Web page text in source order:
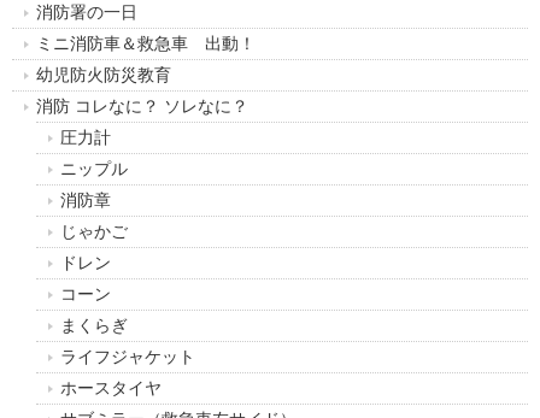
消防署の一日
ミニ消防車＆救急車 出動！
幼児防火防災教育
消防 コレなに？ ソレなに？
圧力計
ニップル
消防章
じゃかご
ドレン
コーン
まくらぎ
ライフジャケット
ホースタイヤ